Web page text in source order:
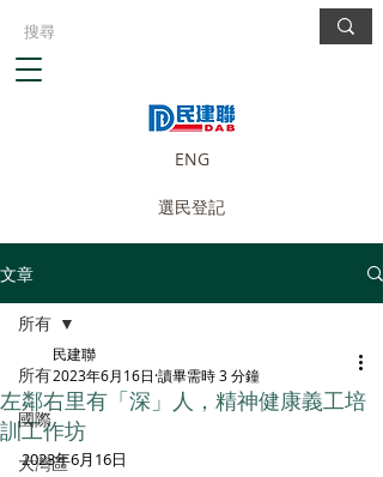
ENG
選民登記
文章
所有
國際
大灣區
所有
左鄰右里有「深」人，精神健康義工培
訓工作坊
民建聯
2023年6月16日 讀畢需時 3 分鐘
2023年6月16日